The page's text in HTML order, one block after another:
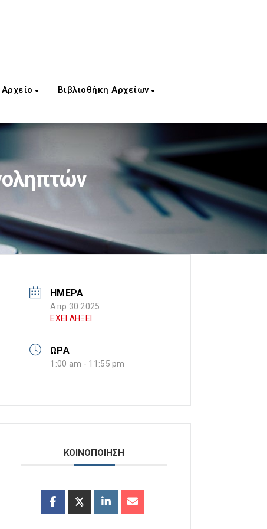
Βιβλιοθήκη Αρχείων
ΗΜΕΡΑ
Απρ 30 2025
ΕΧΕΙ ΛΗΞΕΙ
ΩΡΑ
1:00 am - 11:55 pm
ΚΟΙΝΟΠΟΙΗΣΗ